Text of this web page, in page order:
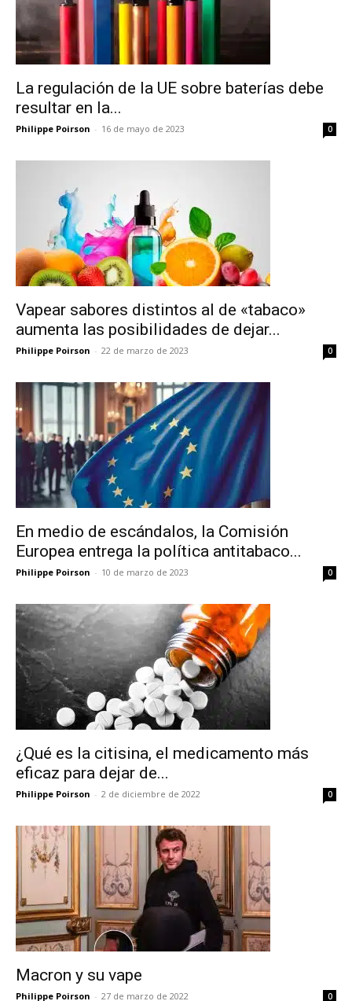
La regulación de la UE sobre baterías debe
resultar en la...
Philippe Poirson - 16 de mayo de 2023 0
Vapear sabores distintos al de «tabaco»
aumenta las posibilidades de dejar...
Philippe Poirson - 22 de marzo de 2023 0
En medio de escándalos, la Comisión
Europea entrega la política antitabaco...
Philippe Poirson - 10 de marzo de 2023 0
¿Qué es la citisina, el medicamento más
eficaz para dejar de...
Philippe Poirson - 2 de diciembre de 2022 0
Macron y su vape
Philippe Poirson - 27 de marzo de 2022 0